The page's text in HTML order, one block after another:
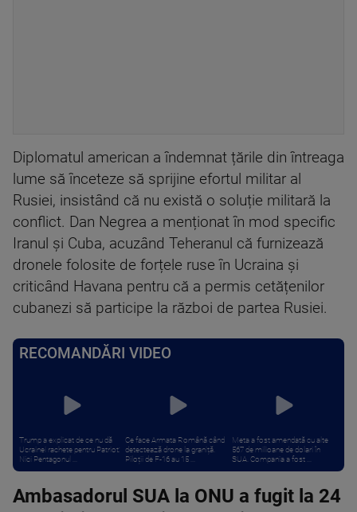
Diplomatul american a îndemnat țările din întreaga
lume să înceteze să sprijine efortul militar al
Rusiei, insistând că nu există o soluție militară la
conflict. Dan Negrea a menționat în mod specific
Iranul și Cuba, acuzând Teheranul că furnizează
dronele folosite de forțele ruse în Ucraina și
criticând Havana pentru că a permis cetățenilor
cubanezi să participe la război de partea Rusiei.
RECOMANDĂRI VIDEO
Trump a explicat de ce nu dă
Ucrainei rachete pentru Patriot:
Nici Pentagonul ...
Ce face Armata Română când
detectează drone la graniță.
Piloții de F-16 au 15 ...
Meta a fost amendată cu alte
567 de milioane de dolari în
SUA. Compania a fost ...
Ambasadorul SUA la ONU a fugit la 24